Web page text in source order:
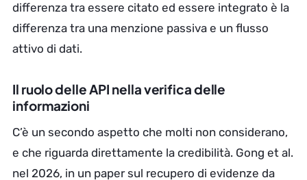
differenza tra essere citato ed essere integrato è la
differenza tra una menzione passiva e un flusso
attivo di dati.
Il ruolo delle API nella verifica delle
informazioni
C’è un secondo aspetto che molti non considerano,
e che riguarda direttamente la credibilità. Gong et al.
nel 2026, in un paper sul recupero di evidenze da